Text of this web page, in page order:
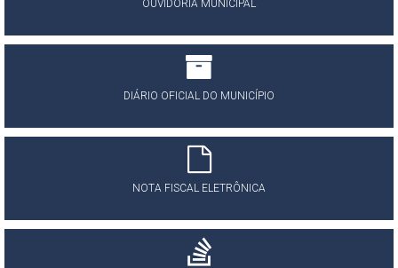
OUVIDORIA MUNICIPAL
DIÁRIO OFICIAL DO MUNICÍPIO
NOTA FISCAL ELETRÔNICA